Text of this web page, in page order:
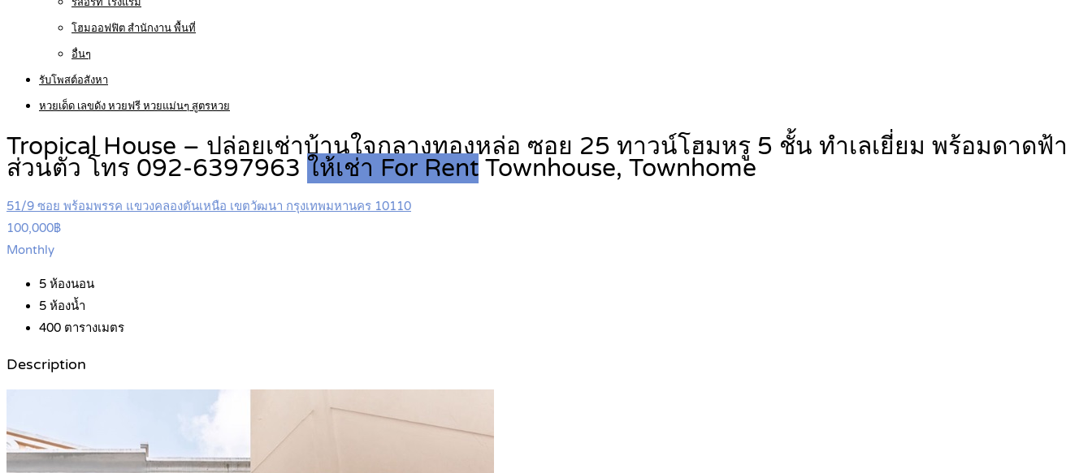
โฮมออฟฟิต สำนักงาน พื้นที่
อื่นๆ
รับโพสต์อสังหา
หวยเด็ด เลขดัง หวยฟรี หวยแม่นๆ สูตรหวย
Tropical House – ปล่อยเช่าบ้านใจกลางทองหล่อ ซอย 25 ทาวน์โฮมหรู 5 ชั้น ทำเลเยี่ยม พร้อมดาดฟ้า
ส่วนตัว โทร 092-6397963 ให้เช่า For Rent Townhouse, Townhome
51/9 ซอย พร้อมพรรค แขวงคลองตันเหนือ เขตวัฒนา กรุงเทพมหานคร 10110
100,000฿
Monthly
5 ห้องนอน
5 ห้องน้ำ
400 ตารางเมตร
Description